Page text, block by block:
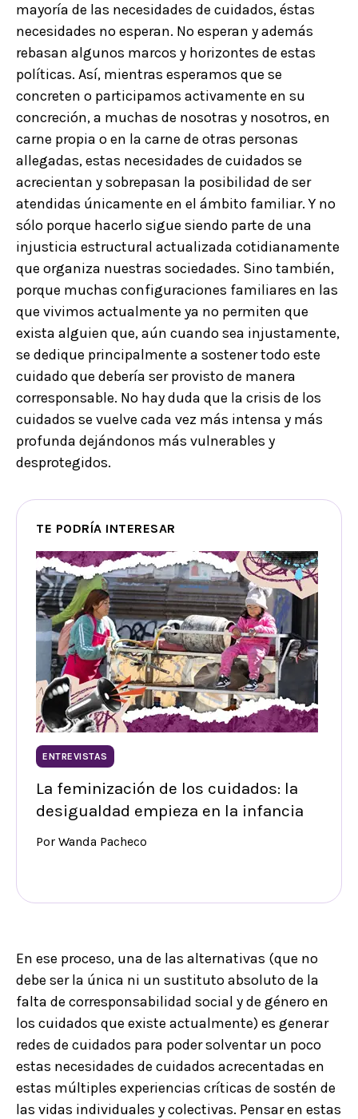
mayoría de las necesidades de cuidados, éstas
necesidades no esperan. No esperan y además
rebasan algunos marcos y horizontes de estas
políticas. Así, mientras esperamos que se
concreten o participamos activamente en su
concreción, a muchas de nosotras y nosotros, en
carne propia o en la carne de otras personas
allegadas, estas necesidades de cuidados se
acrecientan y sobrepasan la posibilidad de ser
atendidas únicamente en el ámbito familiar. Y no
sólo porque hacerlo sigue siendo parte de una
injusticia estructural actualizada cotidianamente
que organiza nuestras sociedades. Sino también,
porque muchas configuraciones familiares en las
que vivimos actualmente ya no permiten que
exista alguien que, aún cuando sea injustamente,
se dedique principalmente a sostener todo este
cuidado que debería ser provisto de manera
corresponsable. No hay duda que la crisis de los
cuidados se vuelve cada vez más intensa y más
profunda dejándonos más vulnerables y
desprotegidos.
TE PODRÍA INTERESAR
ENTREVISTAS
La feminización de los cuidados: la
desigualdad empieza en la infancia
Por Wanda Pacheco
En ese proceso, una de las alternativas (que no
debe ser la única ni un sustituto absoluto de la
falta de corresponsabilidad social y de género en
los cuidados que existe actualmente) es generar
redes de cuidados para poder solventar un poco
estas necesidades de cuidados acrecentadas en
estas múltiples experiencias críticas de sostén de
las vidas individuales y colectivas. Pensar en estas